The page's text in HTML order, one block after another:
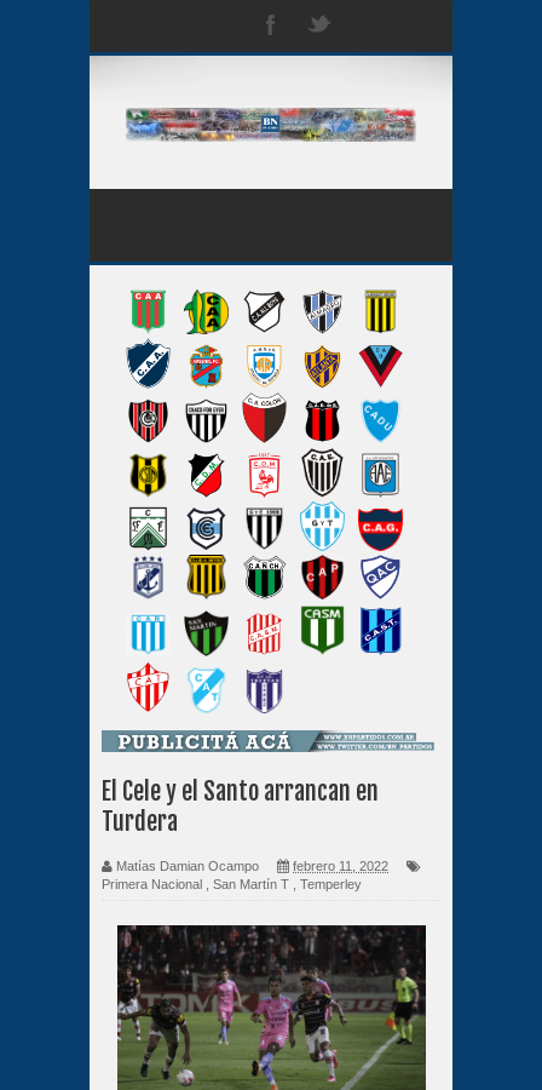
El Cele y el Santo arrancan en
Turdera
Matías Damian Ocampo
febrero 11, 2022
Primera Nacional
San Martín T Temperley